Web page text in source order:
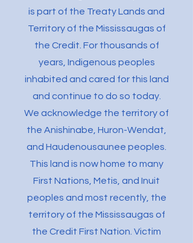
is part of the Treaty Lands and
Territory of the Mississaugas of
the Credit. For thousands of
years, Indigenous peoples
inhabited and cared for this land
and continue to do so today.
We acknowledge the territory of
the Anishinabe, Huron-Wendat,
and Haudenousaunee peoples.
This land is now home to many
First Nations, Metis, and Inuit
peoples and most recently, the
territory of the Mississaugas of
the Credit First Nation. Victim